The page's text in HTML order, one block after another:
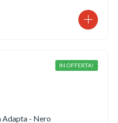
IN OFFERTA!